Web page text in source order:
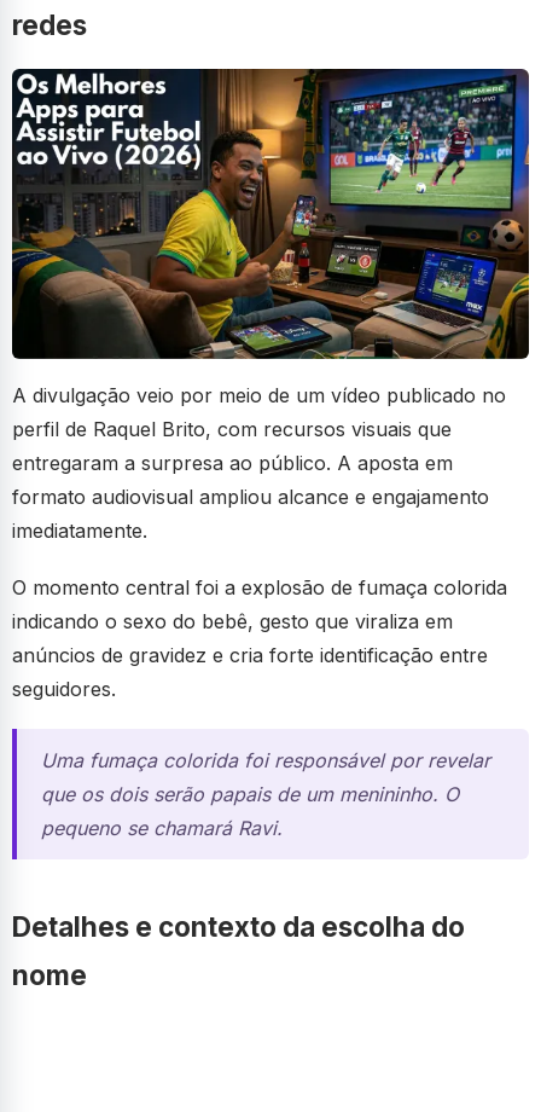
redes
A divulgação veio por meio de um vídeo publicado no
perfil de Raquel Brito, com recursos visuais que
entregaram a surpresa ao público. A aposta em
formato audiovisual ampliou alcance e engajamento
imediatamente.
O momento central foi a explosão de fumaça colorida
indicando o sexo do bebê, gesto que viraliza em
anúncios de gravidez e cria forte identificação entre
seguidores.
Uma fumaça colorida foi responsável por revelar
que os dois serão papais de um menininho. O
pequeno se chamará Ravi.
Detalhes e contexto da escolha do
nome